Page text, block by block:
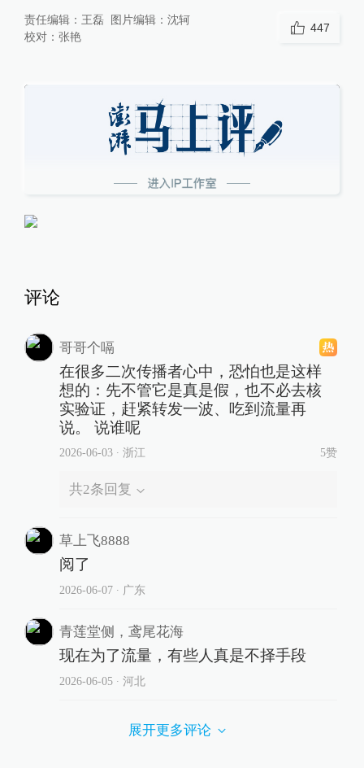
责任编辑： 王磊 图片编辑： 沈轲
校对： 张艳
447
评论
哥哥个嗝
在很多二次传播者心中，恐怕也是这样
想的：先不管它是真是假，也不必去核
实验证，赶紧转发一波、吃到流量再
说。 说谁呢
2026-06-03∙ 浙江 5赞
共2条回复
草上飞8888
阅了
2026-06-07∙ 广东
青莲堂侧，鸢尾花海
现在为了流量，有些人真是不择手段
2026-06-05∙ 河北
展开更多评论